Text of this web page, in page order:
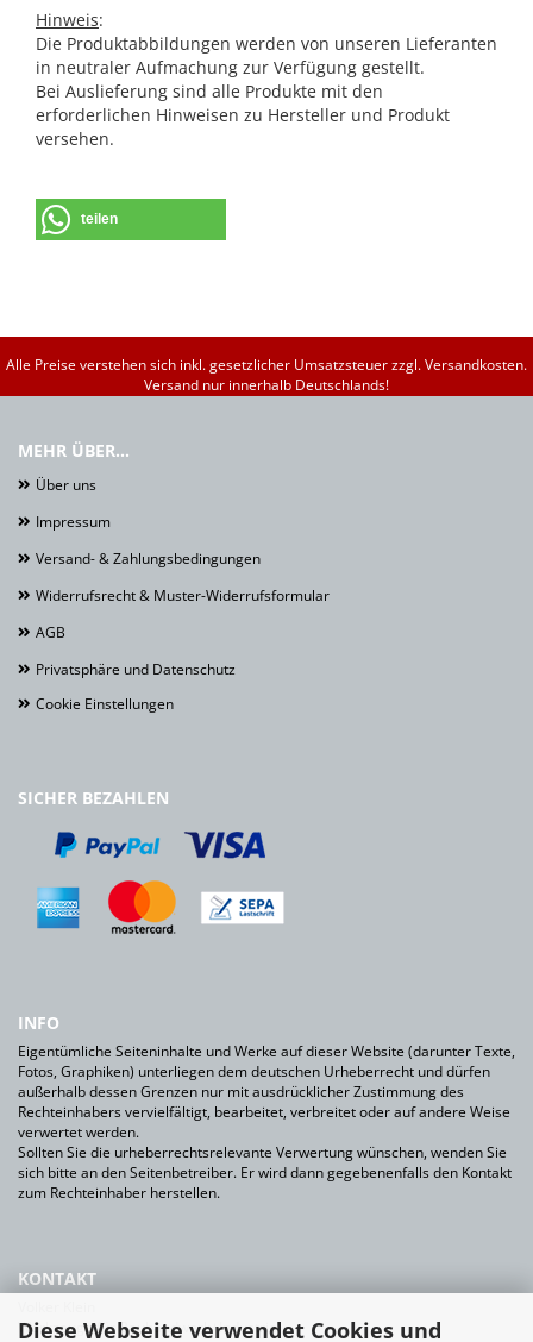
Diese Webseite verwendet Cookies und
Hinweis:
Die Produktabbildungen werden von unseren Lieferanten
in neutraler Aufmachung zur Verfügung gestellt.
Bei Auslieferung sind alle Produkte mit den
erforderlichen Hinweisen zu Hersteller und Produkt
versehen.
teilen
Alle Preise verstehen sich inkl. gesetzlicher Umsatzsteuer zzgl. Versandkosten.
Versand nur innerhalb Deutschlands!
MEHR ÜBER...
Über uns
Impressum
Versand- & Zahlungsbedingungen
Widerrufsrecht & Muster-Widerrufsformular
AGB
Privatsphäre und Datenschutz
Cookie Einstellungen
SICHER BEZAHLEN
INFO
Eigentümliche Seiteninhalte und Werke auf dieser Website (darunter Texte,
Fotos, Graphiken) unterliegen dem deutschen Urheberrecht und dürfen
außerhalb dessen Grenzen nur mit ausdrücklicher Zustimmung des
Rechteinhabers vervielfältigt, bearbeitet, verbreitet oder auf andere Weise
verwertet werden.
Sollten Sie die urheberrechtsrelevante Verwertung wünschen, wenden Sie
sich bitte an den Seitenbetreiber. Er wird dann gegebenenfalls den Kontakt
zum Rechteinhaber herstellen.
KONTAKT
Werkzeuge für Bauhandwerk+Industrie